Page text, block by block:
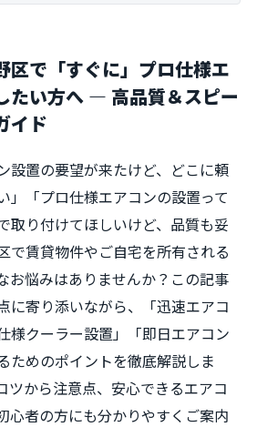
区で「すぐに」プロ仕様エ
たい方へ ― 高品質＆スピー
イド
設置の要望が来たけど、どこに頼
」「プロ仕様エアコンの設置って
り付けてほしいけど、品質も妥
で賃貸物件やご自宅を所有される
お悩みはありませんか？この記事
に寄り添いながら、「迅速エアコ
様クーラー設置」「即日エアコン
ためのポイントを徹底解説しま
ツから注意点、安心できるエアコ
心者の方にも分かりやすくご案内